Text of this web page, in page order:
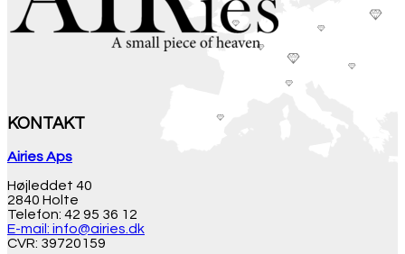
KONTAKT
Airies Aps
Højleddet 40
2840 Holte
Telefon: 42 95 36 12
E-mail: info@airies.dk
CVR: 39720159